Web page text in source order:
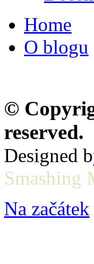
Home
O blogu
©
reserved.
Designed
Smashing
Na začátek